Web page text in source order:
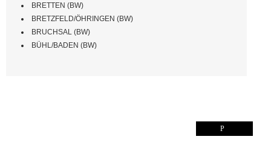
BRETTEN (BW)
BRETZFELD/ÖHRINGEN (BW)
BRUCHSAL (BW)
BÜHL/BADEN (BW)